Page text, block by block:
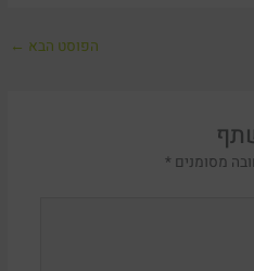
הפוסט הבא ←
מסומנים *